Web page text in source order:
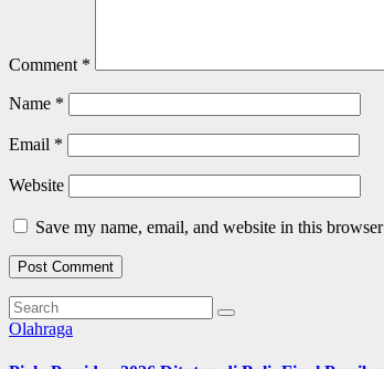
Comment *
Name *
Email *
Website
Save my name, email, and website in this
Olahraga